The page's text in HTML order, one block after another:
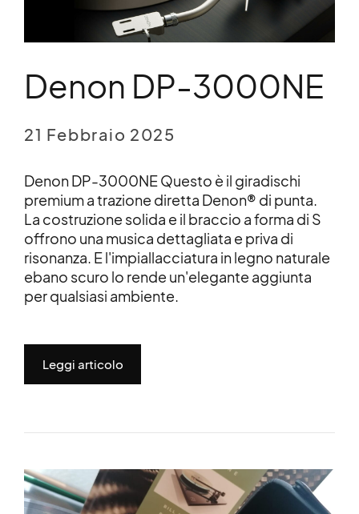
Denon DP-3000NE
21 Febbraio 2025
Denon DP-3000NE Questo è il giradischi
premium a trazione diretta Denon® di punta.
La costruzione solida e il braccio a forma di S
offrono una musica dettagliata e priva di
risonanza. E l'impiallacciatura in legno naturale
ebano scuro lo rende un'elegante aggiunta
per qualsiasi ambiente.
Leggi articolo